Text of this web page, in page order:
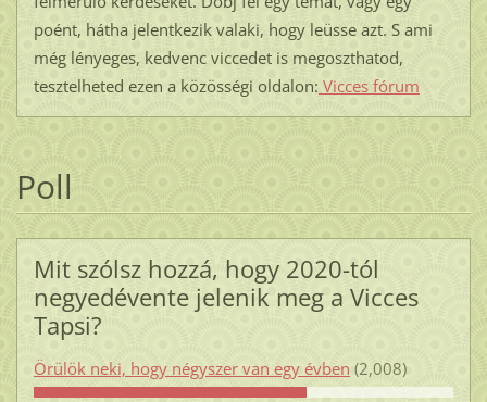
poént, hátha jelentkezik valaki, hogy leüsse azt. S ami
még lényeges, kedvenc viccedet is megoszthatod,
tesztelheted ezen a közösségi oldalon: Vicces fórum
Poll
Mit szólsz hozzá, hogy 2020-tól
negyedévente jelenik meg a Vicces
Tapsi?
Örülök neki, hogy négyszer van egy évben (2,008)